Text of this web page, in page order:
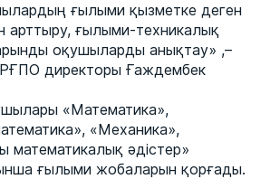
ғылыми қызметке деген
ғылыми-техникалық
оқушыларды анықтау» ,–
директоры Ғаждембек
«Математика»,
«Механика»,
математикалық әдістер»
ғылыми жобаларын қорғады.